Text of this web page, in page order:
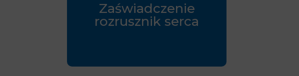
Zaświadczenie
rozrusznik serca